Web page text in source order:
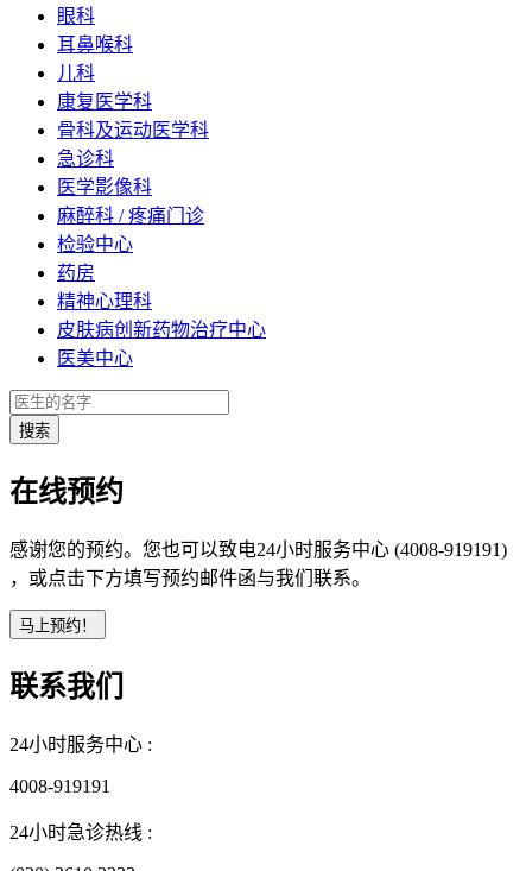
眼科
耳鼻喉科
儿科
康复医学科
骨科及运动医学科
急诊科
医学影像科
麻醉科 / 疼痛门诊
检验中心
药房
精神心理科
皮肤病创新药物治疗中心
医美中心
在线预约
感谢您的预约。您也可以致电24小时服务中心 (4008-919191)
，或点击下方填写预约邮件函与我们联系。
联系我们
24小时服务中心 :
4008-919191
24小时急诊热线 :